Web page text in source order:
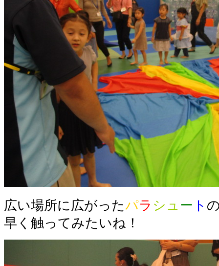
広い場所に広がったパラ シュ ー ト
早く触ってみたいね！